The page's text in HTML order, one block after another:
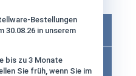
Bestellungen
in unserem
bis zu 3 Monate
Sie früh, wenn Sie im